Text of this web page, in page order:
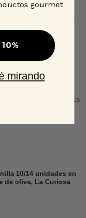
de Oliva Virgen Extra
2 OPCIONES
10/14 unidades en
de oliva, La Curiosa
gourmet
mirando